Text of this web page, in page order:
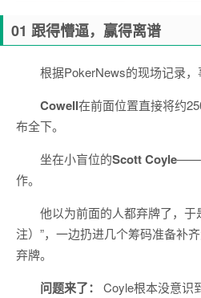
01 跟得懵逼，赢得离谱
根据PokerNews的现场记录，
Cowell在前面位置直接将约
布全下。
坐在小盲位的Scott Coyle——
作。
他以为前面的人都弃牌了，于
注）”，一边扔进几个筹码准备补
弃牌。
问题来了：
Coyle根本没意识